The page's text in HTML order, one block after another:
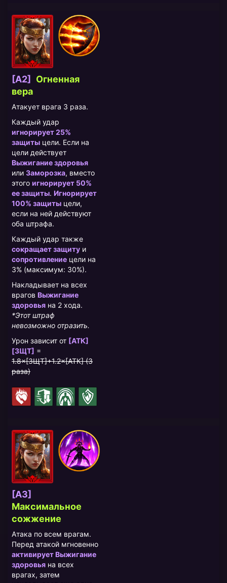
[A2]
Огненная
вера
Атакует врага 3 раза.
Каждый удар
игнорирует 25%
защиты цели. Если на
цели действует
Выжигание здоровья
или Заморозка, вместо
этого игнорирует 50%
ее защиты. Игнорирует
100% защиты цели,
если на ней действуют
оба штрафа.
Каждый удар также
сокращает защиту и
сопротивление цели на
3% (максимум: 30%).
Накладывает на всех
врагов Выжигание
здоровья на 2 хода.
*Этот штраф
невозможно отразить.
Урон зависит от [АТК]
[ЗЩТ] =
1.8×[ЗЩТ]+1.2×[АТК] (3
раза)
[A3]
Максимальное
сожжение
Атака по всем врагам.
Перед атакой мгновенно
активирует Выжигание
здоровья на всех
врагах, затем